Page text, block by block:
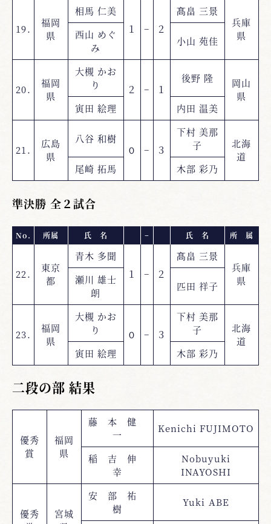
19.
福岡
県
相馬 仁美
１
− ２
髙畠 三景
兵庫
県
西山 めぐ
み
小山 苑佳
20.
福岡
県
大槻 かお
り
２ − １
後野 隆
岡山
県
寅田 絵理
内田 温美
21.
広島
県
八谷 和樹
０
− ３
下村 美那
子
北海
道
尾崎 拓馬
木部 彩乃
準決勝 全２試合
No. 所属 氏 名 − 氏 名 所 属
22.
東京
都
青木 多聞
１
− ２
髙畠 三景
兵庫
県
瀬川 雄士
朗
匹田 祥子
23.
福岡
県
大槻 かお
り
０ − ３
下村 美那
子
北海
道
寅田 絵理
木部 彩乃
二段の部 結果
優秀
賞
福岡
県
藤 本 健
一
Kenichi FUJIMOTO
稲 吉 伸
幸
Nobuyuki
INAYOSHI
優秀
宮城
安 部 祐
樹
Yuki ABE